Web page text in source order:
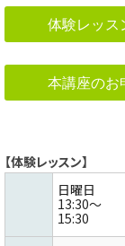
体験レッス
本講座のお
【体験レッスン】
日曜日
13:30～
15:30